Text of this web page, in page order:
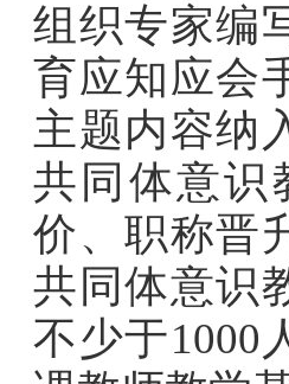
组织专家编
育应知应会
主题内容纳
共同体意识
价、职称晋
共同体意识
不少于1000